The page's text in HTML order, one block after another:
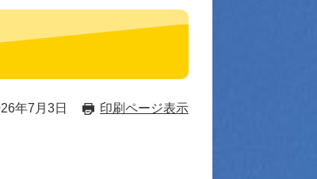
年7月3日 印刷ページ表示